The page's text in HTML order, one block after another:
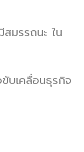
มรรถนะ ใน
บเคลื่อนธุรกิจ